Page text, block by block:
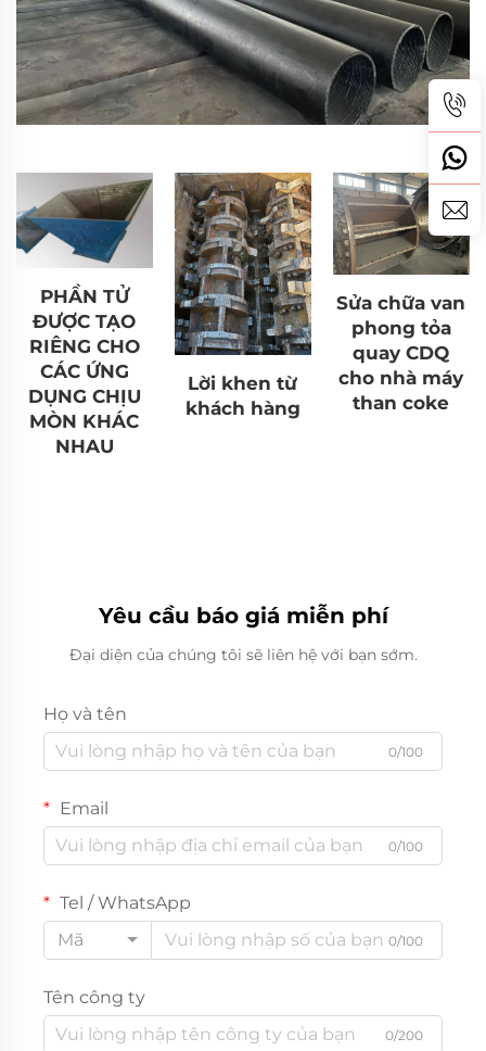
PHẦN TỬ
ĐƯỢC TẠO
RIÊNG CHO
CÁC ỨNG
DỤNG CHỊU
MÒN KHÁC
NHAU
Lời khen từ
khách hàng
Sửa chữa van
phong tỏa
quay CDQ
cho nhà máy
than coke
Yêu cầu báo giá miễn phí
Đại diện của chúng tôi sẽ liên hệ với bạn sớm.
Họ và tên
0/100
Email
0/100
Tel / WhatsApp
Mã
0/100
Tên công ty
0/200